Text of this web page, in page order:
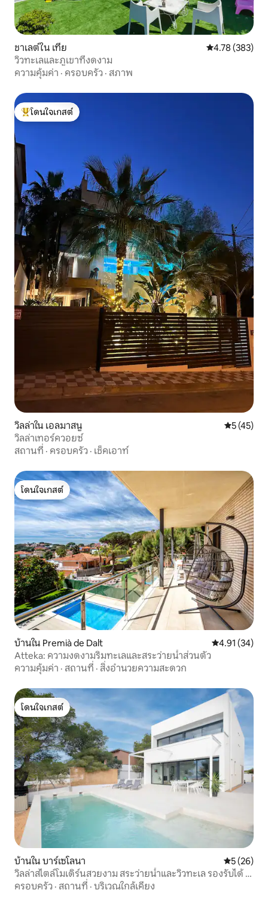
ชาเลต์ใน เทีย คะแนนเฉลี่ย
4.78 (383)
วิวทะเลและภูเขาที่งดงาม
ความคุ้มค่า · ครอบครัว · สภาพ
โดนใจเกสต์ที่สุด
โดนใจเกสต์
วิลล่าใน เอลมาสนู คะแนนเฉลี่
5 (45)
วิลล่าเทอร์ควอยซ์
สถานที่ · ครอบครัว · เช็คเอาท์
โดนใจเกสต์
โดนใจเกสต์
บ้านใน Premià de Dalt คะแนนเฉลี่ย
4.91 (34)
Atteka: ความงดงามริมทะเลและสระว่ายน้ำส่วนตัว
ความคุ้มค่า · สถานที่ · สิ่งอำนวยความสะดวก
โดนใจเกสต์
โดนใจเกสต์
บ้านใน บาร์เซโลนา คะแนนเฉลี่
5 (26)
วิลล่าสไตล์โมเดิร์นสวยงาม สระว่ายน้ำและวิวทะเล รองรับได้ 8
คน
ครอบครัว · สถานที่ · บริเวณใกล้เคียง